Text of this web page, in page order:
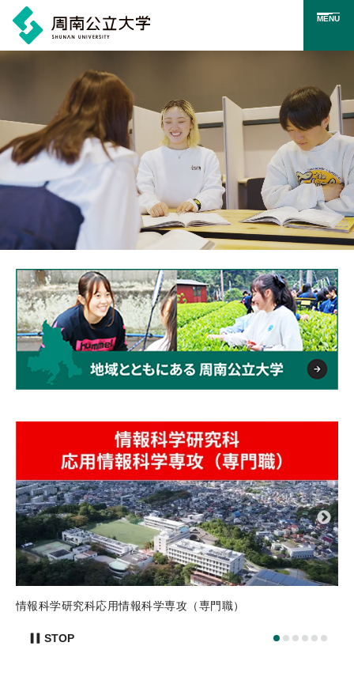
コ
ン
テ
ツ
MENU
メインビジュアル。学生が周南公立大学で過ごす様子のイ
情報科学研究科応用情報科学専攻（専門職）
STOP